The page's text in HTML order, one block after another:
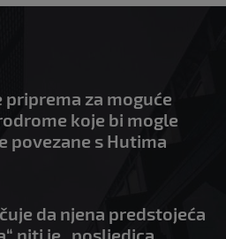
priprema za moguće
koje bi mogle
povezane s Hutima
da njena predstojeća
niti je „posljedica